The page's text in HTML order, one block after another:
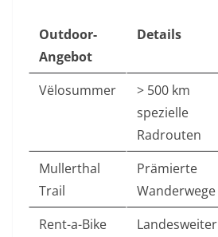
Outdoor-
Angebot
Details
Vëlosummer
> 500 km
spezielle
Radrouten
Mullerthal
Trail
Prämierte
Wanderwege
Rent-a-Bike
Landesweiter